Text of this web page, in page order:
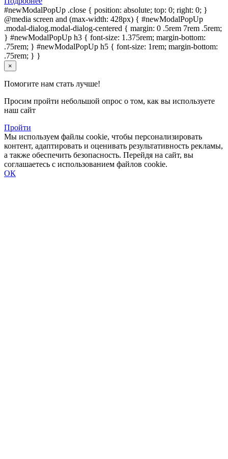
#newModalPopUp .close { position: absolute; top: 0; right: 0; }
@media screen and (max-width: 428px) { #newModalPopUp
.modal-dialog.modal-dialog-centered { margin: 0 .5rem 7rem .5rem;
} #newModalPopUp h3 { font-size: 1.375rem; margin-bottom:
.75rem; } #newModalPopUp h5 { font-size: 1rem; margin-bottom:
.75rem; } }
×
Помогите нам стать лучше!
Просим пройти небольшой опрос о том, как вы используете
наш сайт
Пройти
Мы используем файлы cookie, чтобы персонализировать
контент, адаптировать и оценивать результативность рекламы,
а также обеспечить безопасность. Перейдя на сайт, вы
соглашаетесь с использованием файлов cookie.
ОК